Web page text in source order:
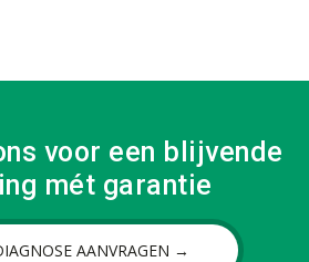
voor een blijvende
mét garantie
AANVRAGEN →